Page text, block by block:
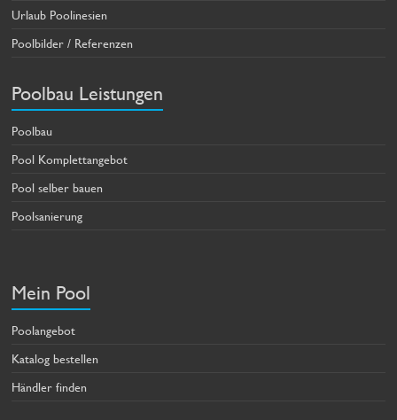
Urlaub Poolinesien
Poolbilder / Referenzen
Poolbau Leistungen
Poolbau
Pool Komplettangebot
Pool selber bauen
Poolsanierung
Mein Pool
Poolangebot
Katalog bestellen
Händler finden